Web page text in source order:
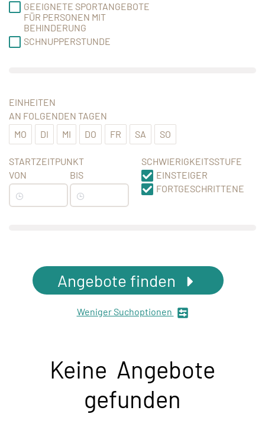
GEEIGNETE SPORTANGEBOTE
FÜR PERSONEN MIT
BEHINDERUNG
SCHNUPPERSTUNDE
EINHEITEN
AN FOLGENDEN TAGEN
MO
DI MI DO FR SA SO
STARTZEITPUNKT
VON
BIS
SCHWIERIGKEITSSTUFE
EINSTEIGER
FORTGESCHRITTENE
Angebote finden
Weniger Suchoptionen
Keine Angebote
gefunden